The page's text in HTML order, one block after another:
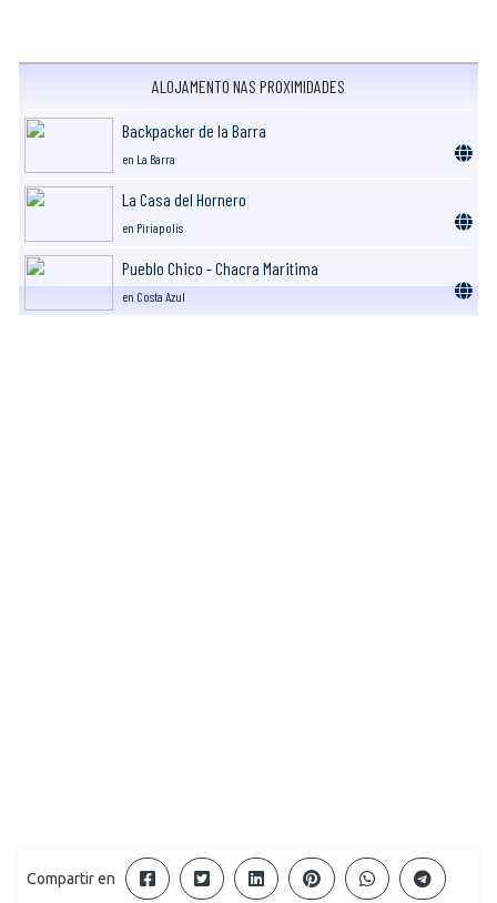
ALOJAMENTO NAS PROXIMIDADES
Backpacker de la Barra
en La Barra
La Casa del Hornero
en Piriapolis
Pueblo Chico - Chacra Maritima
en Costa Azul
Compartir en